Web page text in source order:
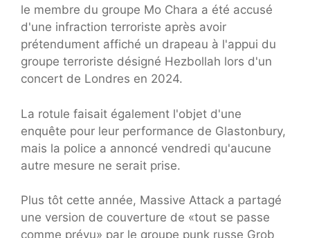
le membre du groupe Mo Chara a été accusé
d'une infraction terroriste après avoir
prétendument affiché un drapeau à l'appui du
groupe terroriste désigné Hezbollah lors d'un
concert de Londres en 2024.
La rotule faisait également l'objet d'une
enquête pour leur performance de Glastonbury,
mais la police a annoncé vendredi qu'aucune
autre mesure ne serait prise.
Plus tôt cette année, Massive Attack a partagé
une version de couverture de «tout se passe
comme prévu» par le groupe punk russe Grob